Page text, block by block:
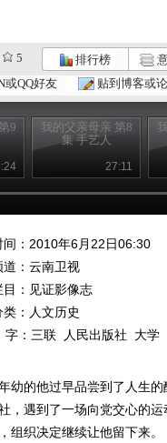
5 排行榜
或QQ好友 贴到博客或
9
我的父亲母亲 第8
集 手艺人
27:11
间：2010年6月22日06:30
： 云南卫视
： 见证影像志
类：人文历史
： 三联 人民出版社 大学
幼的他过早品尝到了人生
，遇到了一场向党交心的
组织决定继续让他留下来。